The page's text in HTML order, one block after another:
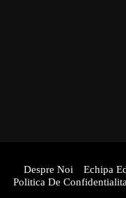
Despre Noi Echipa
Politica De